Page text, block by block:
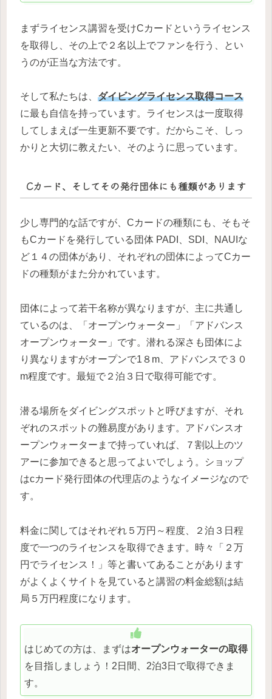
まずライセンス講習を受けCカードというライセンス
を取得し、その上で２名以上でファンを行う、とい
うのが正当な方法です。
そして私たちは、 ダイビングライセンス取得コース
に最も自信を持っています。ライセンスは一度取得
してしまえば一生更新不要です。だからこそ、しっ
かりと大切に教えたい、そのように思っています。
Cカード、そしてその発行団体にも種類があります
少し専門的な話ですが、Cカードの種類にも、そもそ
もCカードを発行している団体 PADI、SDI、NAUIな
ど１４の団体があり、それぞれの団体によってCカー
ドの種類がまた分かれています。
団体によって若干名称が異なりますが、主に共通し
ているのは、「オープンウォーター」「アドバンス
オープンウォーター」です。潜れる深さも団体によ
り異なりますがオープンで1８m、アドバンスで３０
m程度です。最短で２泊３日で取得可能です。
潜る場所をダイビングスポットと呼びますが、それ
ぞれのスポットの難易度があります。アドバンスオ
ープンウォーターまで持っていれば、７割以上のツ
アーに参加できると思ってよいでしょう。ショップ
はcカード発行団体の代理店のようなイメージなので
す。
料金に関してはそれぞれ５万円～程度、２泊３日程
度で一つのライセンスを取得できます。時々「２万
円でライセンス！」等と書いてあることがあります
がよくよくサイトを見ていると講習の料金総額は結
局５万円程度になります。
はじめての方は、まずはオープンウォーターの取得
を目指しましょう！2日間、2泊3日で取得できま
す。